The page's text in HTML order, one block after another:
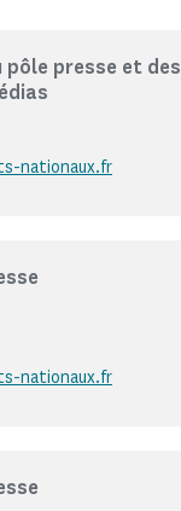
pôle presse et des
nationaux.fr
nationaux.fr